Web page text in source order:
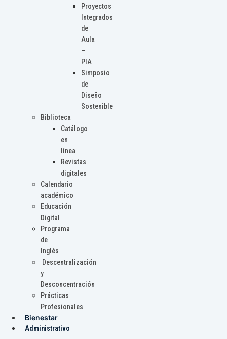
Proyectos
Integrados
de
Aula
–
PIA
Simposio
de
Diseño
Sostenible
Biblioteca
Catálogo
en
línea
Revistas
digitales
Calendario
académico
Educación
Digital
Programa
de
Inglés
Descentralización
y
Desconcentración
Prácticas
Profesionales
Bienestar
Administrativo